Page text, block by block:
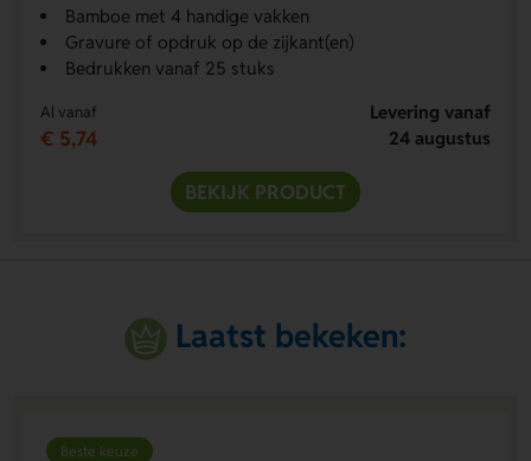
Bamboe met 4 handige vakken
Gravure of opdruk op de zijkant(en)
Bedrukken vanaf 25 stuks
Al vanaf
€ 5,74
Levering vanaf
24 augustus
BEKIJK PRODUCT
Laatst bekeken:
Beste keuze